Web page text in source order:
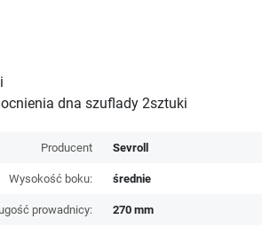
dna szuflady 2sztuki
Producent Sevroll
Wysokość boku: średnie
prowadnicy: 270 mm